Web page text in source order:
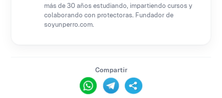
más de 30 años estudiando, impartiendo cursos y
colaborando con protectoras. Fundador de
soyunperro.com.
Compartir